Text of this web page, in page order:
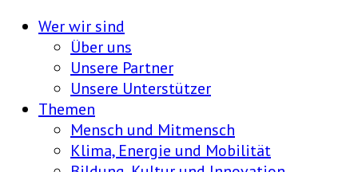
Wer wir sind
Über uns
Unsere Partner
Unsere Unterstützer
Themen
Mensch und Mitmensch
Klima, Energie und Mobilität